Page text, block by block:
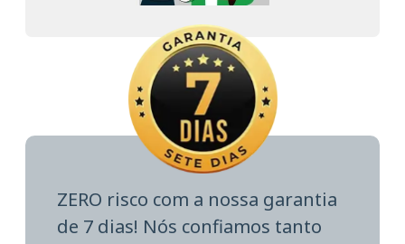
ZERO risco com a nossa garantia
de 7 dias! Nós confiamos tanto